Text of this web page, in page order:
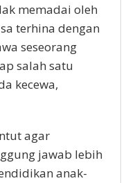
memadai oleh
terhina dengan
seseorang
salah satu
kecewa,
agar
jawab lebih
anak-